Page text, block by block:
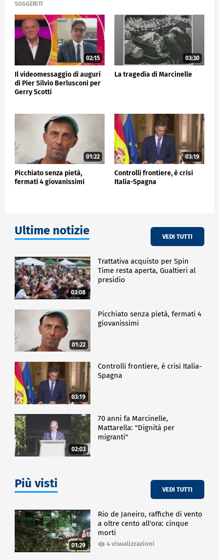
SUGGERITI
02:15
Il videomessaggio di auguri
di Pier Silvio Berlusconi per
Gerry Scotti
03:30
La tragedia di Marcinelle
01:22
Picchiato senza pietà,
fermati 4 giovanissimi
03:19
Controlli frontiere, è crisi
Italia-Spagna
Ultime notizie VEDI TUTTI
03:08
Trattativa acquisto per Spin
Time resta aperta, Gualtieri al
presidio
01:22
Picchiato senza pietà, fermati 4
giovanissimi
03:19
Controlli frontiere, è crisi Italia-
Spagna
02:03
70 anni fa Marcinelle,
Mattarella: "Dignità per
migranti"
Più visti VEDI TUTTI
01:29
Rio de Janeiro, raffiche di vento
a oltre cento all'ora: cinque
morti
4 visualizzazioni